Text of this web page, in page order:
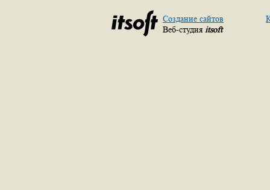
Создание сайтов
Веб-студия itsoft